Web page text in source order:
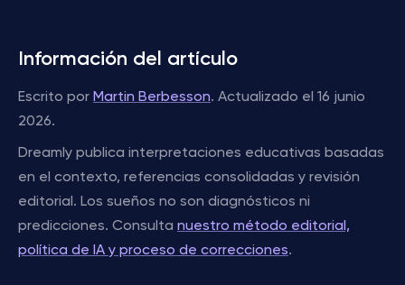
Información del artículo
Escrito por Martin Berbesson. Actualizado el 16 junio
2026.
Dreamly publica interpretaciones educativas basadas
en el contexto, referencias consolidadas y revisión
editorial. Los sueños no son diagnósticos ni
predicciones. Consulta nuestro método editorial,
política de IA y proceso de correcciones.